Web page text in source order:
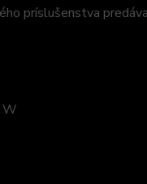
príslušenstva
W